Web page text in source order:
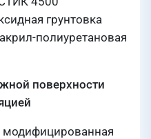
грунтовка
полиуретановая
поверхности